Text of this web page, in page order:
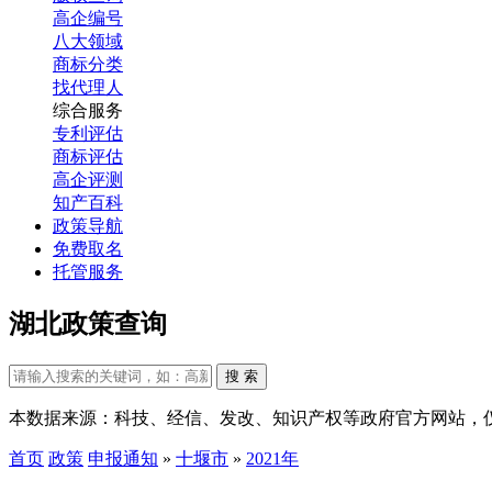
高企编号
八大领域
商标分类
找代理人
综合服务
专利评估
商标评估
高企评测
知产百科
政策导航
免费取名
托管服务
湖北政策查询
搜 索
本数据来源：科技、经信、发改、知识产权等政府官方网站，
首页 政策 申报通知 » 十堰市 » 2021年